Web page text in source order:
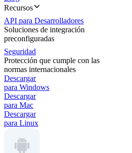
Recursos
API para Desarrolladores
Soluciones de integración
preconfiguradas
Seguridad
Protección que cumple con las
normas internacionales
Descargar
para Windows
Descargar
para Mac
Descargar
para Linux